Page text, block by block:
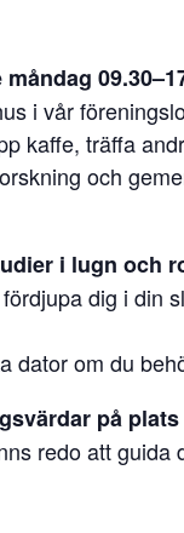
i vår
kaffe, träffa
och
i lugn och
dig i din
dator om du
på plats
redo att